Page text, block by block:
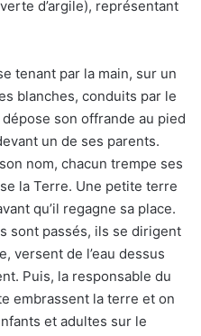
d’argile), représentant
tenant par la main, sur un
blanches, conduits par le
son offrande au pied
un de ses parents.
nom, chacun trempe ses
la Terre. Une petite terre
qu’il regagne sa place.
sont passés, ils se dirigent
versent de l’eau dessus
Puis, la responsable du
embrassent la terre et on
et adultes sur le